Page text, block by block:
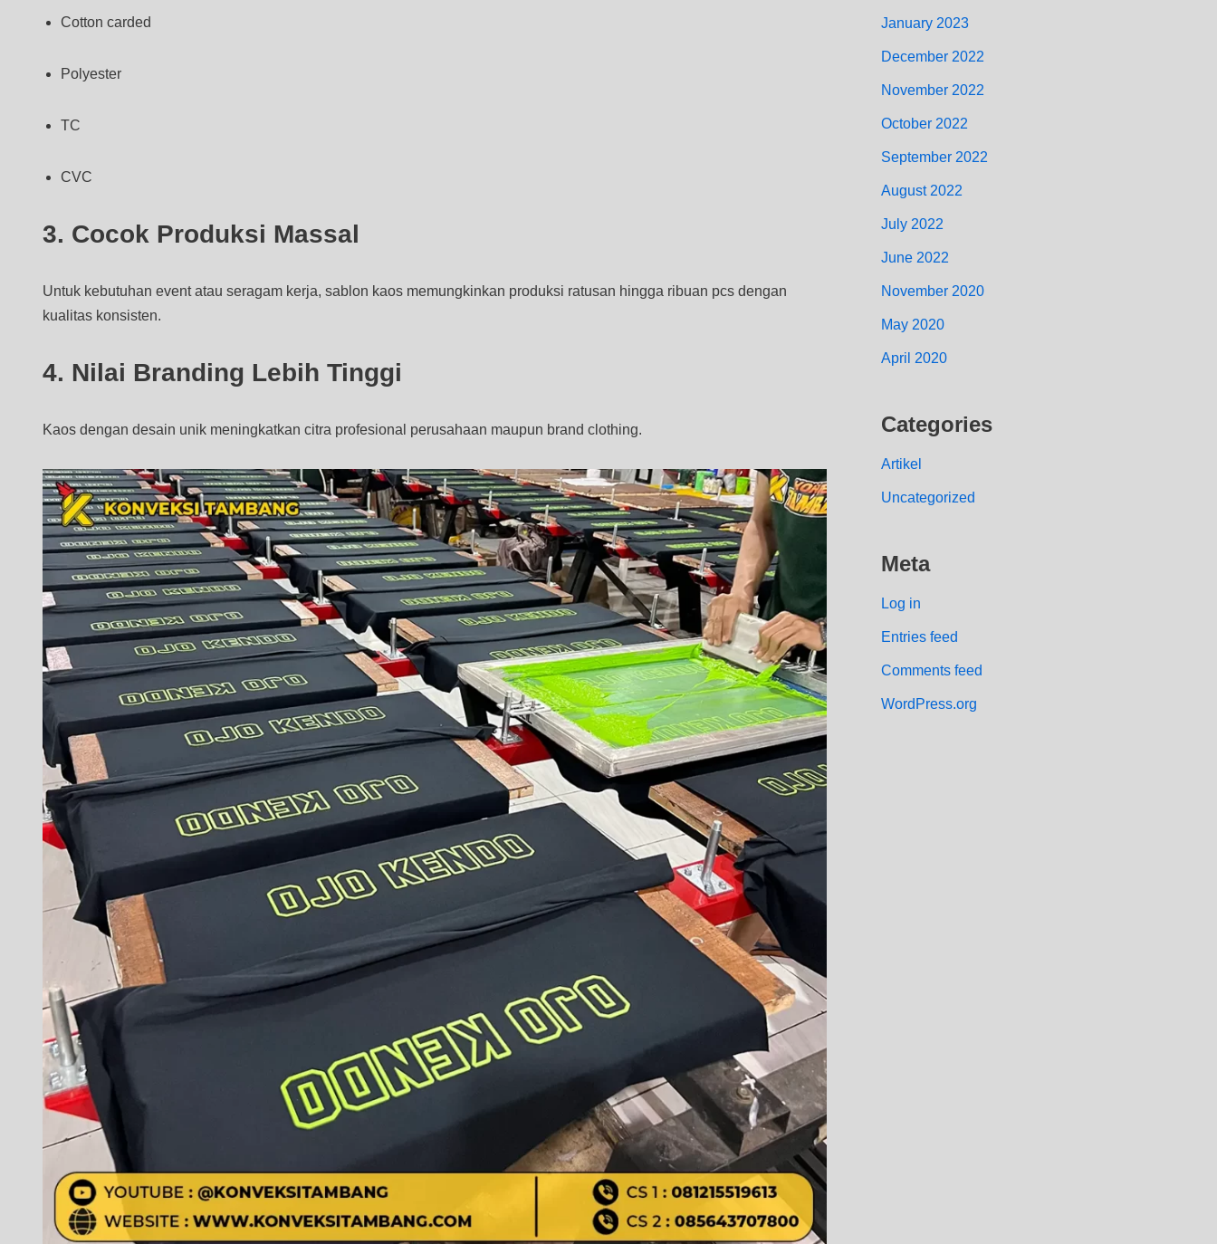
Cotton carded
Polyester
TC
CVC
3. Cocok Produksi Massal
Untuk kebutuhan event atau seragam kerja, sablon kaos memungkinkan produksi ratusan hingga ribuan pcs dengan
kualitas konsisten.
4. Nilai Branding Lebih Tinggi
Kaos dengan desain unik meningkatkan citra profesional perusahaan maupun brand clothing.
January 2023
December 2022
November 2022
October 2022
September 2022
August 2022
July 2022
June 2022
November 2020
May 2020
April 2020
Categories
Artikel
Uncategorized
Meta
Log in
Entries feed
Comments feed
WordPress.org